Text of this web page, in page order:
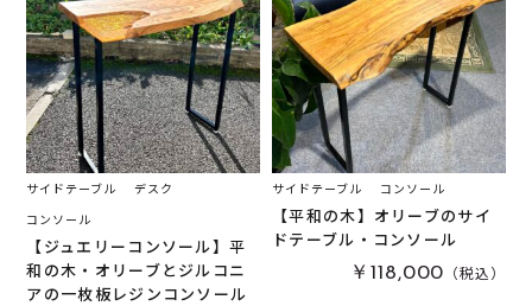
ジュエリーペン (0) ケヤキ (1)
一枚板 (8) コンソール (11)
回すタイプ (0)
クラロウォールナット (0)
ラック ( キャップタイプ 0)
シャープペン (0
木軸ペン (0)
サイドテーブル
デスク
コンソール
【ジュエリーコンソール】平
和の木・オリーブとジルコニ
アの一枚板レジンコンソール
サイドテーブル コンソール
【平和の木】オリーブのサイ
ドテーブル・コンソール
￥118,000 （税込）